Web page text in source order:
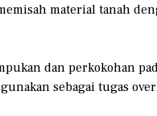
material tanah
dan perkokohan
sebagai tugas